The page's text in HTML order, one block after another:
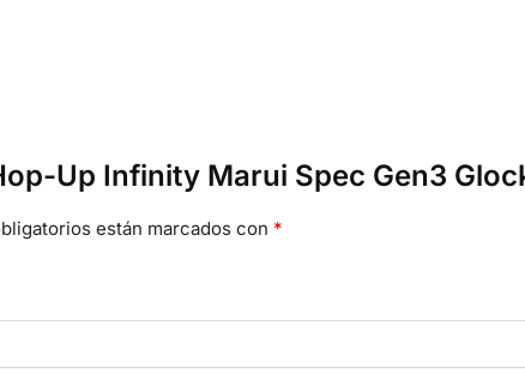
Up Infinity Marui Spec Gen3
están marcados con *